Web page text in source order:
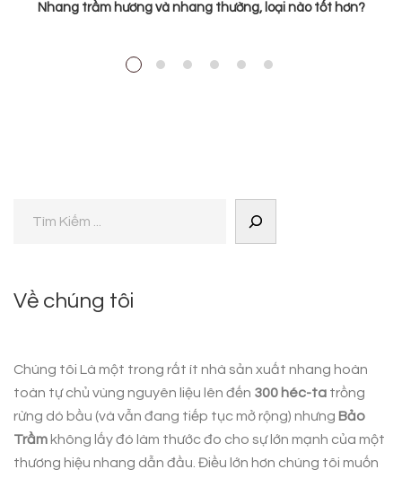
Nhang trầm hương và nhang thường, loại nào tốt hơn?
Về chúng tôi
Chúng tôi Là một trong rất ít nhà sản xuất nhang hoàn
toàn tự chủ vùng nguyên liệu lên đến 300 héc-ta trồng
rừng dó bầu (và vẫn đang tiếp tục mở rộng) nhưng Bảo
Trầm không lấy đó làm thước đo cho sự lớn mạnh của một
thương hiệu nhang dẫn đầu. Điều lớn hơn chúng tôi muốn